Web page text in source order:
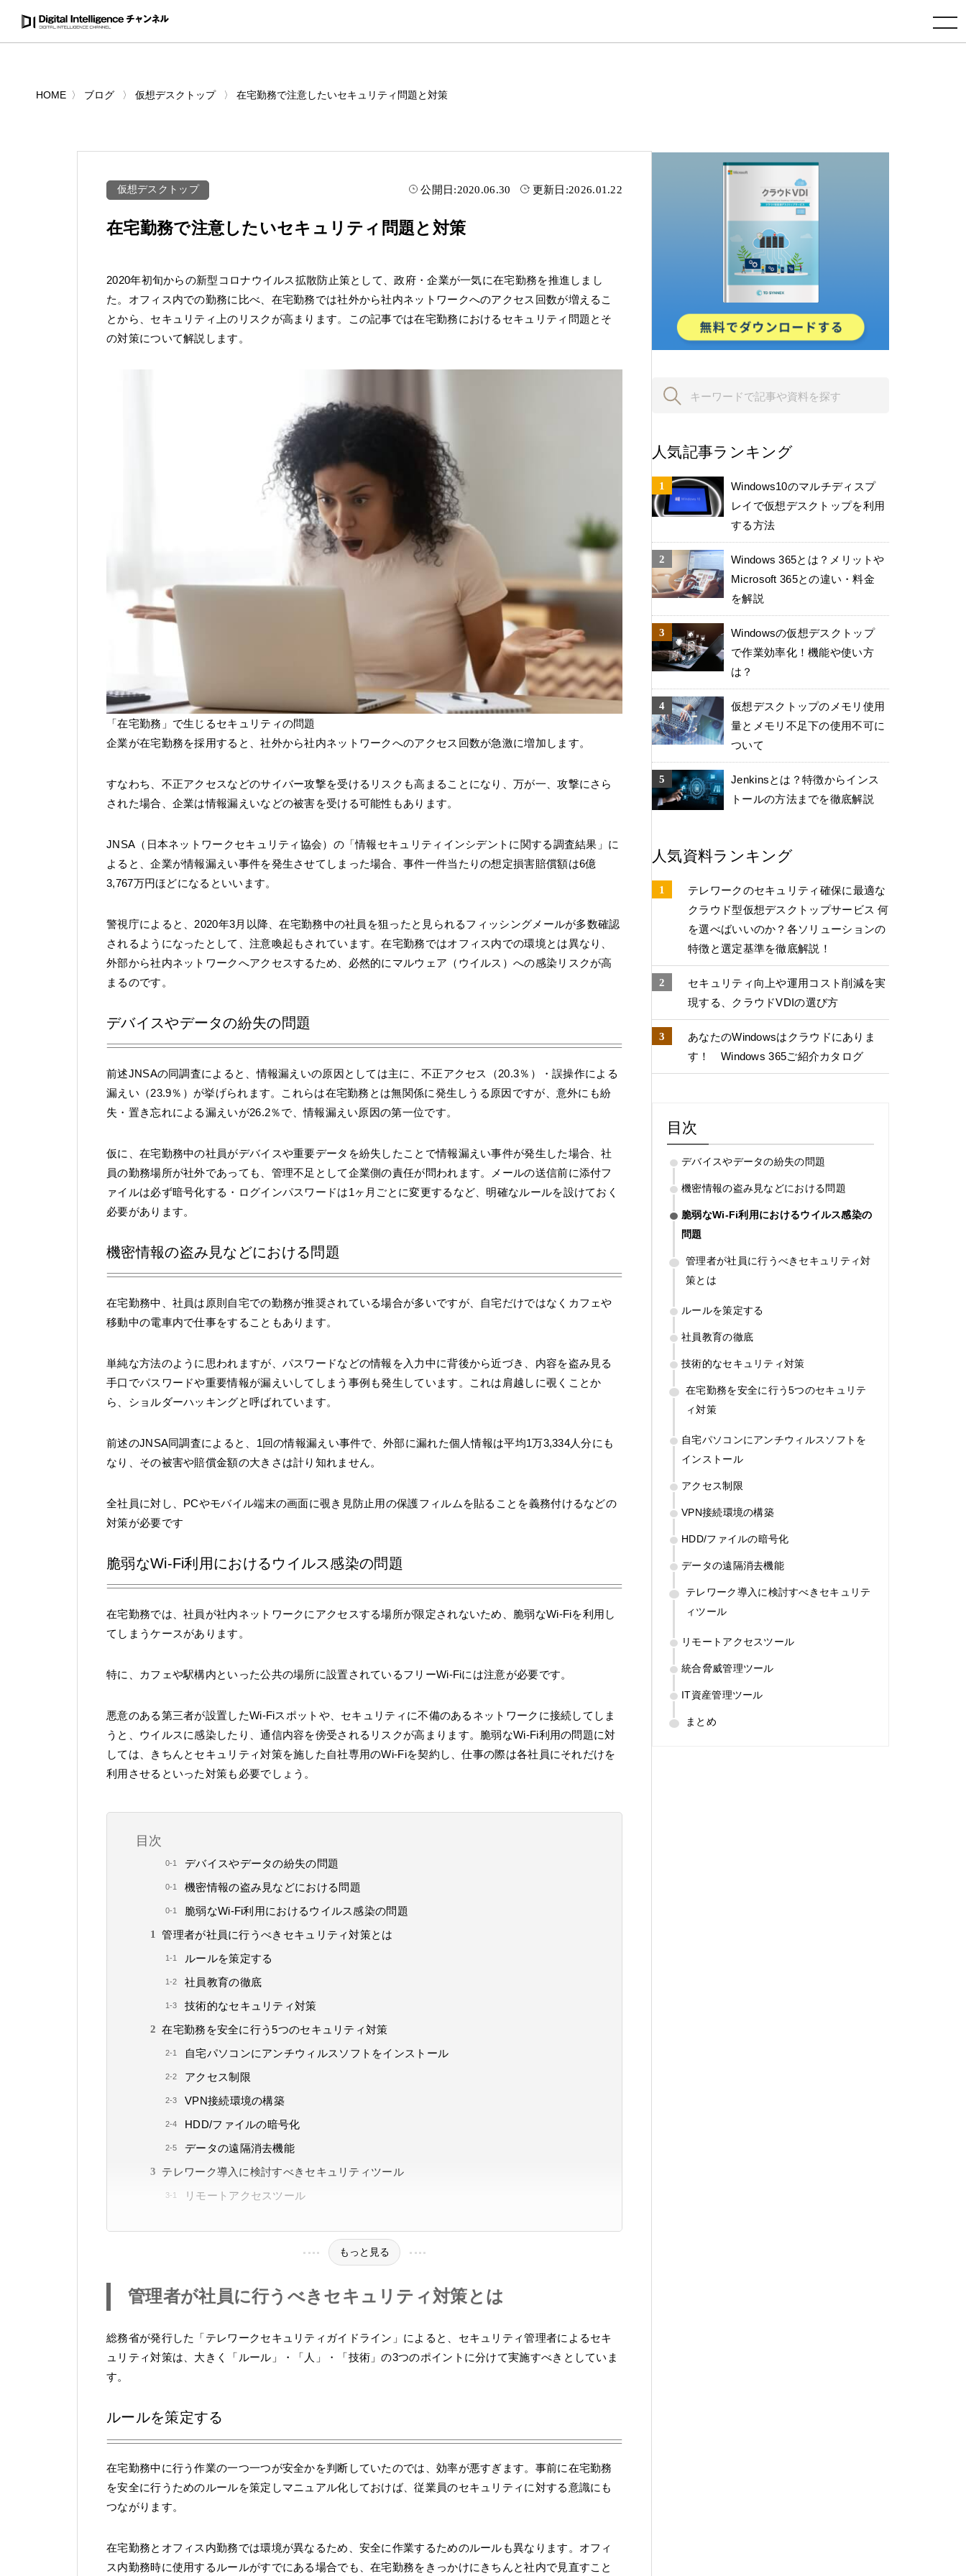
toggle navigation
HOME ブログ 仮想デスクトップ 在宅勤務で注意したいセキュリティ問題と対策
仮想デスクトップ 公開日:2020.06.30 更新日:2026.01.22
在宅勤務で注意したいセキュリティ問題と対策
2020年初旬からの新型コロナウイルス拡散防止策として、政府・企業が一気に在宅勤務を推進しまし
た。オフィス内での勤務に比べ、在宅勤務では社外から社内ネットワークへのアクセス回数が増えるこ
とから、セキュリティ上のリスクが高まります。この記事では在宅勤務におけるセキュリティ問題とそ
の対策について解説します。
「在宅勤務」で生じるセキュリティの問題
企業が在宅勤務を採用すると、社外から社内ネットワークへのアクセス回数が急激に増加します。
すなわち、不正アクセスなどのサイバー攻撃を受けるリスクも高まることになり、万が一、攻撃にさら
された場合、企業は情報漏えいなどの被害を受ける可能性もあります。
JNSA（日本ネットワークセキュリティ協会）の「情報セキュリティインシデントに関する調査結果」に
よると、企業が情報漏えい事件を発生させてしまった場合、事件一件当たりの想定損害賠償額は6億
3,767万円ほどになるといいます。
警視庁によると、2020年3月以降、在宅勤務中の社員を狙ったと見られるフィッシングメールが多数確認
されるようになったとして、注意喚起もされています。在宅勤務ではオフィス内での環境とは異なり、
外部から社内ネットワークへアクセスするため、必然的にマルウェア（ウイルス）への感染リスクが高
まるのです。
デバイスやデータの紛失の問題
前述JNSAの同調査によると、情報漏えいの原因としては主に、不正アクセス（20.3％）・誤操作による
漏えい（23.9％）が挙げられます。これらは在宅勤務とは無関係に発生しうる原因ですが、意外にも紛
失・置き忘れによる漏えいが26.2％で、情報漏えい原因の第一位です。
仮に、在宅勤務中の社員がデバイスや重要データを紛失したことで情報漏えい事件が発生した場合、社
員の勤務場所が社外であっても、管理不足として企業側の責任が問われます。メールの送信前に添付フ
ァイルは必ず暗号化する・ログインパスワードは1ヶ月ごとに変更するなど、明確なルールを設けておく
必要があります。
機密情報の盗み見などにおける問題
在宅勤務中、社員は原則自宅での勤務が推奨されている場合が多いですが、自宅だけではなくカフェや
移動中の電車内で仕事をすることもあります。
単純な方法のように思われますが、パスワードなどの情報を入力中に背後から近づき、内容を盗み見る
手口でパスワードや重要情報が漏えいしてしまう事例も発生しています。これは肩越しに覗くことか
ら、ショルダーハッキングと呼ばれています。
前述のJNSA同調査によると、1回の情報漏えい事件で、外部に漏れた個人情報は平均1万3,334人分にも
なり、その被害や賠償金額の大きさは計り知れません。
全社員に対し、PCやモバイル端末の画面に覗き見防止用の保護フィルムを貼ることを義務付けるなどの
対策が必要です
脆弱なWi-Fi利用におけるウイルス感染の問題
在宅勤務では、社員が社内ネットワークにアクセスする場所が限定されないため、脆弱なWi-Fiを利用し
てしまうケースがあります。
特に、カフェや駅構内といった公共の場所に設置されているフリーWi-Fiには注意が必要です。
悪意のある第三者が設置したWi-Fiスポットや、セキュリティに不備のあるネットワークに接続してしま
うと、ウイルスに感染したり、通信内容を傍受されるリスクが高まります。脆弱なWi-Fi利用の問題に対
しては、きちんとセキュリティ対策を施した自社専用のWi-Fiを契約し、仕事の際は各社員にそれだけを
利用させるといった対策も必要でしょう。
目次
デバイスやデータの紛失の問題
機密情報の盗み見などにおける問題
脆弱なWi-Fi利用におけるウイルス感染の問題
管理者が社員に行うべきセキュリティ対策とは
ルールを策定する
社員教育の徹底
技術的なセキュリティ対策
在宅勤務を安全に行う5つのセキュリティ対策
自宅パソコンにアンチウィルスソフトをインストール
アクセス制限
VPN接続環境の構築
HDD/ファイルの暗号化
データの遠隔消去機能
テレワーク導入に検討すべきセキュリティツール
リモートアクセスツール
もっと見る
管理者が社員に行うべきセキュリティ対策とは
総務省が発行した「テレワークセキュリティガイドライン」によると、セキュリティ管理者によるセキ
ュリティ対策は、大きく「ルール」・「人」・「技術」の3つのポイントに分けて実施すべきとしていま
す。
ルールを策定する
在宅勤務中に行う作業の一つ一つが安全かを判断していたのでは、効率が悪すぎます。事前に在宅勤務
を安全に行うためのルールを策定しマニュアル化しておけば、従業員のセキュリティに対する意識にも
つながります。
在宅勤務とオフィス内勤務では環境が異なるため、安全に作業するためのルールも異なります。オフィ
ス内勤務時に使用するルールがすでにある場合でも、在宅勤務をきっかけにきちんと社内で見直すこと
人気記事ランキング
Windows10のマルチディスプ
レイで仮想デスクトップを利用
する方法
Windows 365とは？メリットや
Microsoft 365との違い・料金
を解説
Windowsの仮想デスクトップ
で作業効率化！機能や使い方
は？
仮想デスクトップのメモリ使用
量とメモリ不足下の使用不可に
ついて
Jenkinsとは？特徴からインス
トールの方法までを徹底解説
人気資料ランキング
テレワークのセキュリティ確保に最適な
クラウド型仮想デスクトップサービス 何
を選べばいいのか？各ソリューションの
特徴と選定基準を徹底解説！
セキュリティ向上や運用コスト削減を実
現する、クラウドVDIの選び方
あなたのWindowsはクラウドにありま
す！ Windows 365ご紹介カタログ
目次
デバイスやデータの紛失の問題
機密情報の盗み見などにおける問題
脆弱なWi-Fi利用におけるウイルス感染の
問題
管理者が社員に行うべきセキュリティ対
策とは
ルールを策定する
社員教育の徹底
技術的なセキュリティ対策
在宅勤務を安全に行う5つのセキュリテ
ィ対策
自宅パソコンにアンチウィルスソフトを
インストール
アクセス制限
VPN接続環境の構築
HDD/ファイルの暗号化
データの遠隔消去機能
テレワーク導入に検討すべきセキュリテ
ィツール
リモートアクセスツール
統合脅威管理ツール
IT資産管理ツール
まとめ